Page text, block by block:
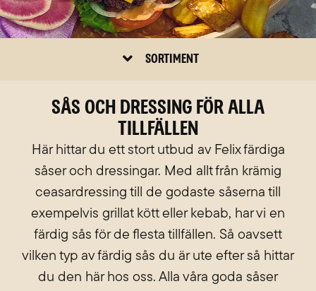
Main
SORTIMENT
Sås och dressing för alla
tillfällen
Här hittar du ett stort utbud av Felix färdiga
såser och dressingar. Med allt från krämig
ceasardressing till de godaste såserna till
exempelvis grillat kött eller kebab, har vi en
färdig sås för de flesta tillfällen. Så oavsett
vilken typ av färdig sås du är ute efter så hittar
du den här hos oss. Alla våra goda såser